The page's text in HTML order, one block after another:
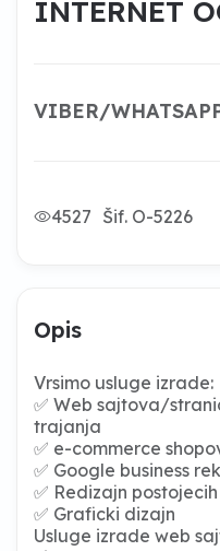
INTERNET
VIBER/
4527 Šif. O-5226
Opis
Vrsimo usluge izrade:
✅ Web sajtova/
trajanja
✅ e-commerce
✅ Google business
✅ Redizajn
✅ Graficki dizajn
Usluge izrade web